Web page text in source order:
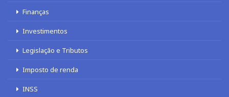
Finanças
Investimentos
Legislação e Tributos
Imposto de renda
INSS